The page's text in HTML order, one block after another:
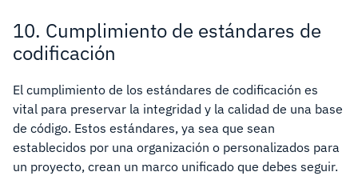
10. Cumplimiento de estándares de
codificación
El cumplimiento de los estándares de codificación es
vital para preservar la integridad y la calidad de una base
de código. Estos estándares, ya sea que sean
establecidos por una organización o personalizados para
un proyecto, crean un marco unificado que debes seguir.